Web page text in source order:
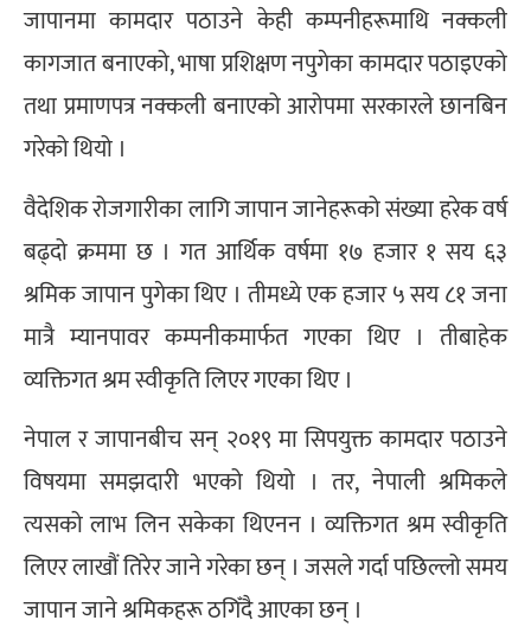
जापानमा कामदार पठाउने केही कम्पनीहरूमाथि नक्कली
कागजात बनाएको, भाषा प्रशिक्षण नपुगेका कामदार पठाइएको
तथा प्रमाणपत्र नक्कली बनाएको आरोपमा सरकारले छानबिन
गरेको थियो ।
वैदेशिक रोजगारीका लागि जापान जानेहरूको संख्या हरेक वर्ष
बढ्दो क्रममा छ । गत आर्थिक वर्षमा १७ हजार १ सय ६३
श्रमिक जापान पुगेका थिए । तीमध्ये एक हजार ५ सय ८१ जना
मात्रै म्यानपावर कम्पनीकमार्फत गएका थिए । तीबाहेक
व्यक्तिगत श्रम स्वीकृति लिएर गएका थिए ।
नेपाल र जापानबीच सन् २०१९ मा सिपयुक्त कामदार पठाउने
विषयमा समझदारी भएको थियो । तर, नेपाली श्रमिकले
त्यसको लाभ लिन सकेका थिएनन । व्यक्तिगत श्रम स्वीकृति
लिएर लाखौं तिरेर जाने गरेका छन् । जसले गर्दा पछिल्लो समय
जापान जाने श्रमिकहरू ठगिँदै आएका छन् ।